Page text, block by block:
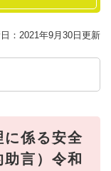
：2021年9月30日更新
に係る安全
言）令和